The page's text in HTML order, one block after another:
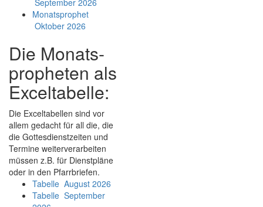
September 2026
Monatsprophet
Oktober 2026
Die Monats­
propheten als
Exceltabelle:
Die Exceltabellen sind vor
allem gedacht für all die, die
die Gottesdienstzeiten und
Termine weiterverarbeiten
müssen z.B. für Dienstpläne
oder in den Pfarrbriefen.
Tabelle August 2026
Tabelle September